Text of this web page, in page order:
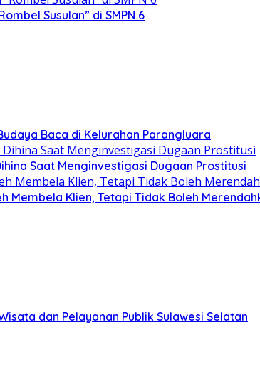
Susulan” di SMPN 6
Baca di Kelurahan Parangluara
Saat Menginvestigasi Dugaan Prostitusi
Membela Klien, Tetapi Tidak Boleh
dan Pelayanan Publik Sulawesi Selatan